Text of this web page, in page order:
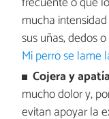
mucha
sus uñas, dedos
Mi perro se lame
Cojera y
mucho dolor y,
evitan apoyar la